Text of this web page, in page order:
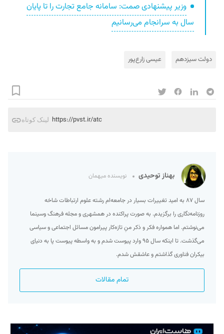
وزیر پیشنهادی صمت: سامانه جامع تجارت را تا پایان
سال به سرانجام می‌رسانیم
دولت سیزدهم عیسی زارع‌پور
لینک کوتاه https://pvst.ir/atc
بهناز توحیدی نویسنده میهمان
سال ۸۷ به امید تغییرات بسیار در جامعه‌ام رشته علوم ارتباطات شاخه
روزنامه‌نگاری را برگزیدم. به صورت پراکنده در همشهری و مجله فرهنگ وسینما
می‌نوشتم. اما همواره فکر و ذکر منِ تازه‌کار پیرامون مسائل اجتماعی و سیاسی
می‌گذشت. تا اینکه سال ۹۵ وارد پیوست شدم و به واسطه پیوست پا به دنیای
بیکران فناوری گذاشتم و عاشقش شدم.
تمام مقالات